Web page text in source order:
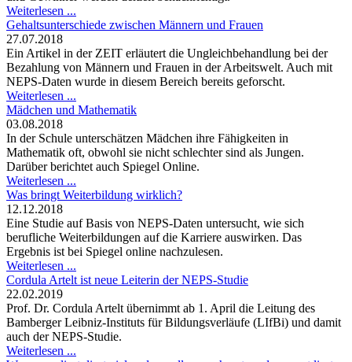
Weiterlesen ...
Gehaltsunterschiede zwischen Männern und Frauen
27.07.2018
Ein Artikel in der ZEIT erläutert die Ungleichbehandlung bei der
Bezahlung von Männern und Frauen in der Arbeitswelt. Auch mit
NEPS-Daten wurde in diesem Bereich bereits geforscht.
Weiterlesen ...
Mädchen und Mathematik
03.08.2018
In der Schule unterschätzen Mädchen ihre Fähigkeiten in
Mathematik oft, obwohl sie nicht schlechter sind als Jungen.
Darüber berichtet auch Spiegel Online.
Weiterlesen ...
Was bringt Weiterbildung wirklich?
12.12.2018
Eine Studie auf Basis von NEPS-Daten untersucht, wie sich
berufliche Weiterbildungen auf die Karriere auswirken. Das
Ergebnis ist bei Spiegel online nachzulesen.
Weiterlesen ...
Cordula Artelt ist neue Leiterin der NEPS-Studie
22.02.2019
Prof. Dr. Cordula Artelt übernimmt ab 1. April die Leitung des
Bamberger Leibniz-Instituts für Bildungsverläufe (LIfBi) und damit
auch der NEPS-Studie.
Weiterlesen ...